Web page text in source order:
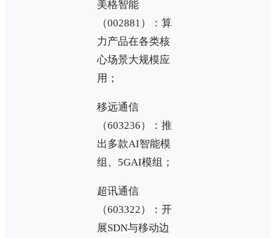
美格智能
（002881）：算
力产品在各类核
心场景大规模应
用；
移远通信
（603236）：推
出多款AI智能模
组、5GAI模组；
超讯通信
（603322）：开
展SDN与移动边